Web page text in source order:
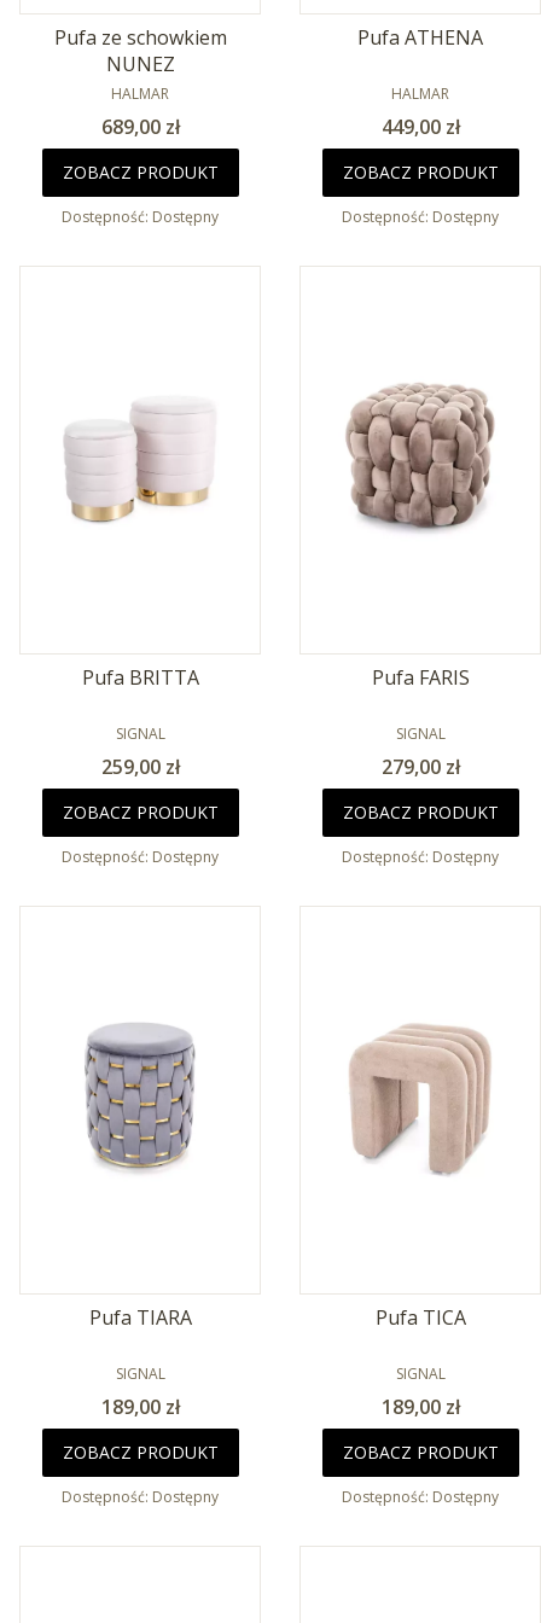
Pufa ze schowkiem
NUNEZ
PRODUCENT
HALMAR
Cena
689,00 zł
ZOBACZ PRODUKT
Dostępność: Dostępny
Pufa ATHENA
PRODUCENT
HALMAR
Cena
449,00 zł
ZOBACZ PRODUKT
Dostępność: Dostępny
Pufa BRITTA
PRODUCENT
SIGNAL
Cena
259,00 zł
ZOBACZ PRODUKT
Dostępność: Dostępny
Pufa FARIS
PRODUCENT
SIGNAL
Cena
279,00 zł
ZOBACZ PRODUKT
Dostępność: Dostępny
Pufa TIARA
PRODUCENT
SIGNAL
Cena
189,00 zł
ZOBACZ PRODUKT
Dostępność: Dostępny
Pufa TICA
PRODUCENT
SIGNAL
Cena
189,00 zł
ZOBACZ PRODUKT
Dostępność: Dostępny